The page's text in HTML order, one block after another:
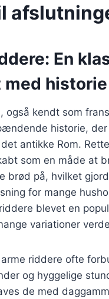
En
historie
også kendt som
historie,
antikke Rom.
som en måde at
brød på, hvilket
for mange
blevet en
variationer
arme riddere ofte
og hyggelige
de med